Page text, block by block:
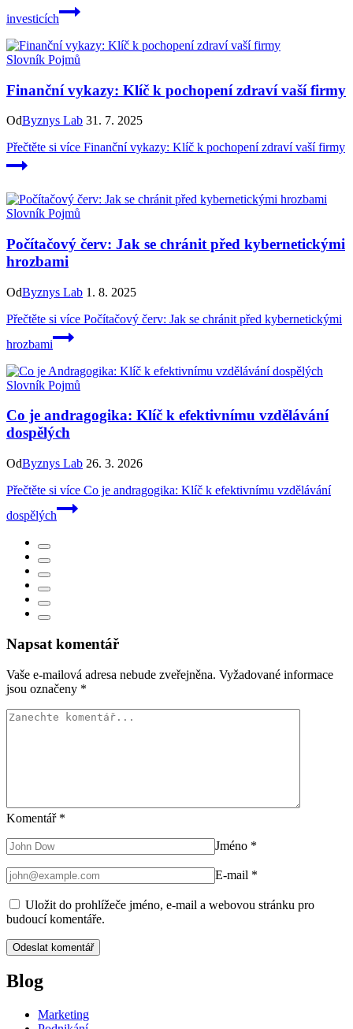
investicích
Slovník Pojmů
Finanční vykazy: Klíč k pochopení zdraví vaší firmy
OdByznys Lab 31. 7. 2025
Přečtěte si více Finanční vykazy: Klíč k pochopení zdraví vaší firmy
Slovník Pojmů
Počítačový červ: Jak se chránit před kybernetickými
hrozbami
OdByznys Lab 1. 8. 2025
Přečtěte si více Počítačový červ: Jak se chránit před kybernetickými
hrozbami
Slovník Pojmů
Co je andragogika: Klíč k efektivnímu vzdělávání
dospělých
OdByznys Lab 26. 3. 2026
Přečtěte si více Co je andragogika: Klíč k efektivnímu vzdělávání
dospělých
Napsat komentář
Vaše e-mailová adresa nebude zveřejněna. Vyžadované informace
jsou označeny *
Komentář *
Jméno *
E-mail *
Uložit do prohlížeče jméno, e-mail a webovou stránku pro
budoucí komentáře.
Blog
Marketing